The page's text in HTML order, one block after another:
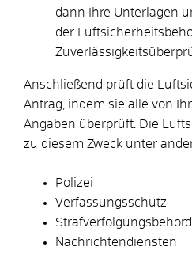
dann Ihre Unterlagen
der
Anschließend prüft die
Antrag, indem sie alle von
Angaben überprüft. Die
zu diesem Zweck unter
Polizei
Verfassungsschutz
Nachrichtendiensten